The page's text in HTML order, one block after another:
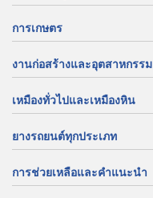
การเกษตร
งานก่อสร้างและอุตสาหกรรม
เหมืองทั่วไปและเหมืองหิน
ยางรถยนต์ทุกประเภท
การช่วยเหลือและคำแนะนำ